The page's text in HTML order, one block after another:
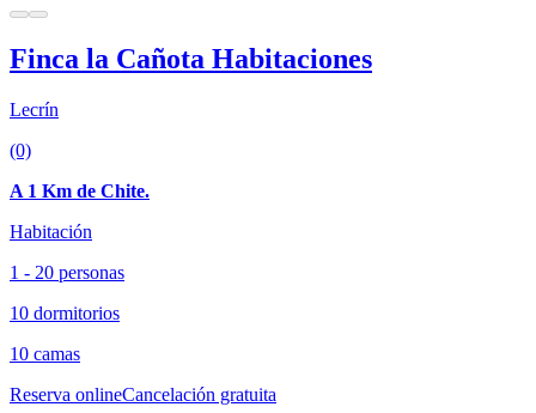
Finca la Cañota Habitaciones
Lecrín
(0)
A 1 Km de Chite.
Habitación
1 - 20 personas
10 dormitorios
10 camas
Reserva onlineCancelación gratuita